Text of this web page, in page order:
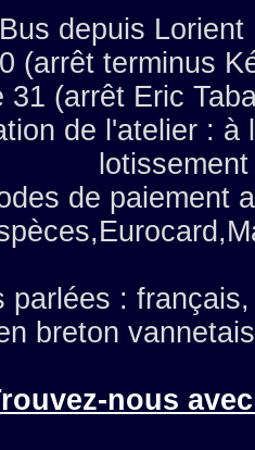
Bus depuis Lorient
(arrêt terminus
31 (arrêt Eric
de l'atelier : à
lotissement
de paiement
parlées :
breton
nous